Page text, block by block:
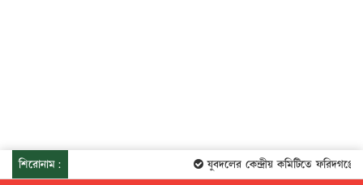
শিরোনাম: যুবদলের কেন্দ্রীয় কমিটিতে ফরিদগঞ্জের